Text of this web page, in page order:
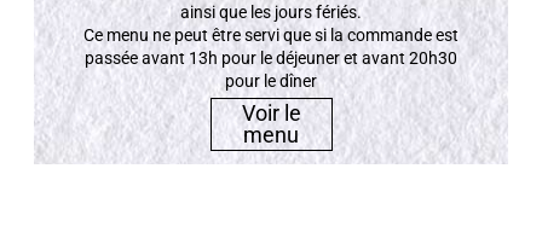
ainsi que les jours fériés.
Ce menu ne peut être servi que si la commande est
passée avant 13h pour le déjeuner et avant 20h30
pour le dîner
Voir le
menu